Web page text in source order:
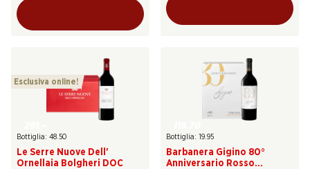
Esclusiva online!
Bottiglia: 48.50
Le Serre Nuove Dell'
Ornellaia Bolgheri DOC
Bottiglia: 19.95
Barbanera Gigino 80°
Anniversario Rosso